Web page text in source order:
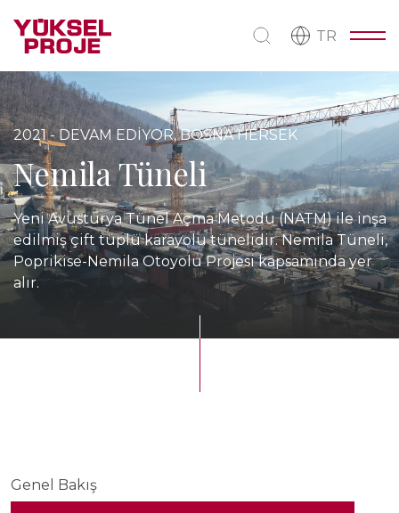
TR
2021 - DEVAM EDİYOR, BOSNA HERSEK
Nemila Tüneli
Yeni Avusturya Tünel Açma Metodu (NATM) ile inşa
edilmiş çift tüplü karayolu tünelidir. Nemila Tüneli,
Poprikise-Nemila Otoyolu Projesi kapsamında yer
alır.
Genel Bakış